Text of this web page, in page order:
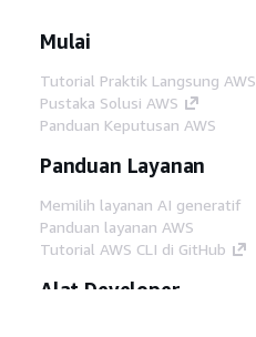
Mulai
Tutorial Praktik Langsung AWS
Pustaka Solusi AWS
Panduan Keputusan AWS
Panduan Layanan
Memilih layanan AI generatif
Panduan layanan AWS
Tutorial AWS CLI di GitHub
Alat Developer